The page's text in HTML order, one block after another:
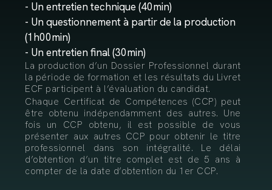
- Un entretien technique (40min)
- Un questionnement à partir de la production
(1h00min)
- Un entretien final (30min)
La production d’un Dossier Professionnel durant
la période de formation et les résultats du Livret
ECF participent à l’évaluation du candidat.
Chaque Certificat de Compétences (CCP) peut
être obtenu indépendamment des autres. Une
fois un CCP obtenu, il est possible de vous
présenter aux autres CCP pour obtenir le titre
professionnel dans son intégralité. Le délai
d’obtention d’un titre complet est de 5 ans à
compter de la date d’obtention du 1er CCP.